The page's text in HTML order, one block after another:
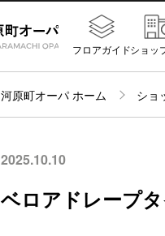
フロアガイドショッ
河原町オーパ ホーム ショ
2025.10.10
ベロアドレープ